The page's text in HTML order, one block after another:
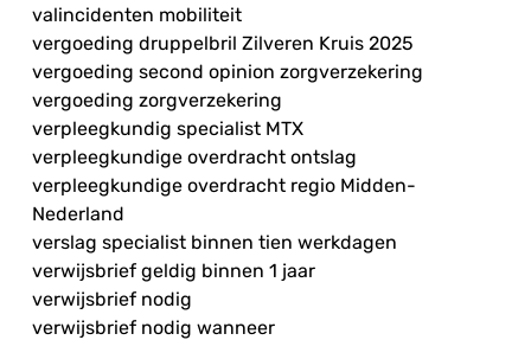
valincidenten mobiliteit
vergoeding druppelbril Zilveren Kruis 2025
vergoeding second opinion zorgverzekering
vergoeding zorgverzekering
verpleegkundig specialist MTX
verpleegkundige overdracht ontslag
verpleegkundige overdracht regio Midden-
Nederland
verslag specialist binnen tien werkdagen
verwijsbrief geldig binnen 1 jaar
verwijsbrief nodig
verwijsbrief nodig wanneer